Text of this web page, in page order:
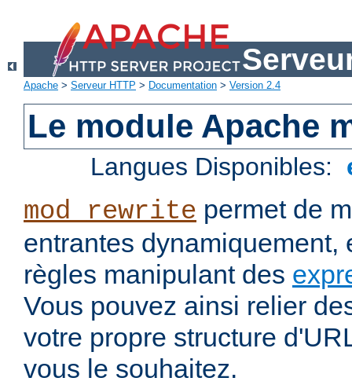
Apache > Serveur HTTP > Documentation > Version 2.4
Le module Apache
Langues Disponibles:
mod_rewrite permet de
entrantes dynamiquement,
règles manipulant des
Vous pouvez ainsi relier
votre propre structure
vous le souhaitez.